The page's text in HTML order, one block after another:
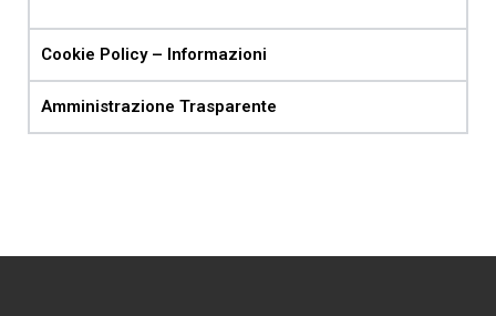
Cookie Policy – Informazioni
Amministrazione Trasparente